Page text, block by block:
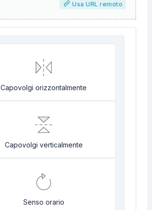
Usa URL remoto
Capovolgi orizzontalmente
Capovolgi verticalmente
Senso orario